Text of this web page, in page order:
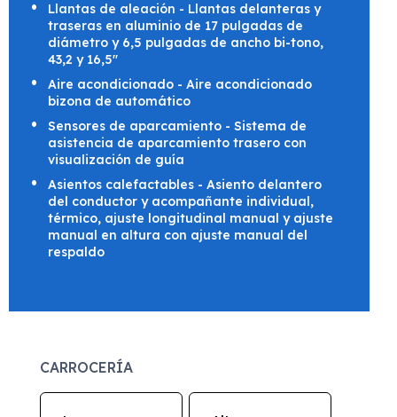
Llantas de aleación - Llantas delanteras y
traseras en aluminio de 17 pulgadas de
diámetro y 6,5 pulgadas de ancho bi-tono,
43,2 y 16,5"
Aire acondicionado - Aire acondicionado
bizona de automático
Sensores de aparcamiento - Sistema de
asistencia de aparcamiento trasero con
visualización de guía
Asientos calefactables - Asiento delantero
del conductor y acompañante individual,
térmico, ajuste longitudinal manual y ajuste
manual en altura con ajuste manual del
respaldo
CARROCERÍA